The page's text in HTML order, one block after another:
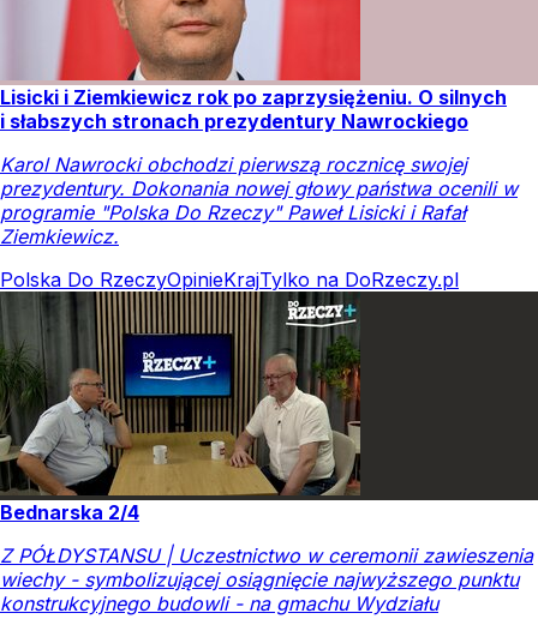
Lisicki i Ziemkiewicz rok po zaprzysiężeniu. O silnych
i słabszych stronach prezydentury Nawrockiego
Karol Nawrocki obchodzi pierwszą rocznicę swojej
prezydentury. Dokonania nowej głowy państwa ocenili w
programie "Polska Do Rzeczy" Paweł Lisicki i Rafał
Ziemkiewicz.
Polska Do RzeczyOpinieKrajTylko na DoRzeczy.pl
Bednarska 2/4
Z PÓŁDYSTANSU | Uczestnictwo w ceremonii zawieszenia
wiechy - symbolizującej osiągnięcie najwyższego punktu
konstrukcyjnego budowli - na gmachu Wydziału